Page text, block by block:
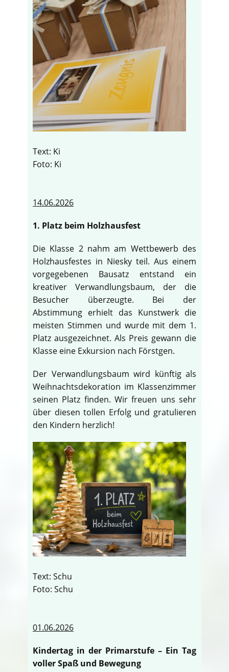
Text: Ki
Foto: Ki
14.06.2026
1. Platz beim Holzhausfest
Die Klasse 2 nahm am Wettbewerb des
Holzhausfestes in Niesky teil. Aus einem
vorgegebenen Bausatz entstand ein
kreativer Verwandlungsbaum, der die
Besucher überzeugte. Bei der
Abstimmung erhielt das Kunstwerk die
meisten Stimmen und wurde mit dem 1.
Platz ausgezeichnet. Als Preis gewann die
Klasse eine Exkursion nach Förstgen.
Der Verwandlungsbaum wird künftig als
Weihnachtsdekoration im Klassenzimmer
seinen Platz finden. Wir freuen uns sehr
über diesen tollen Erfolg und gratulieren
den Kindern herzlich!
Text: Schu
Foto: Schu
01.06.2026
Kindertag in der Primarstufe – Ein Tag
voller Spaß und Bewegung